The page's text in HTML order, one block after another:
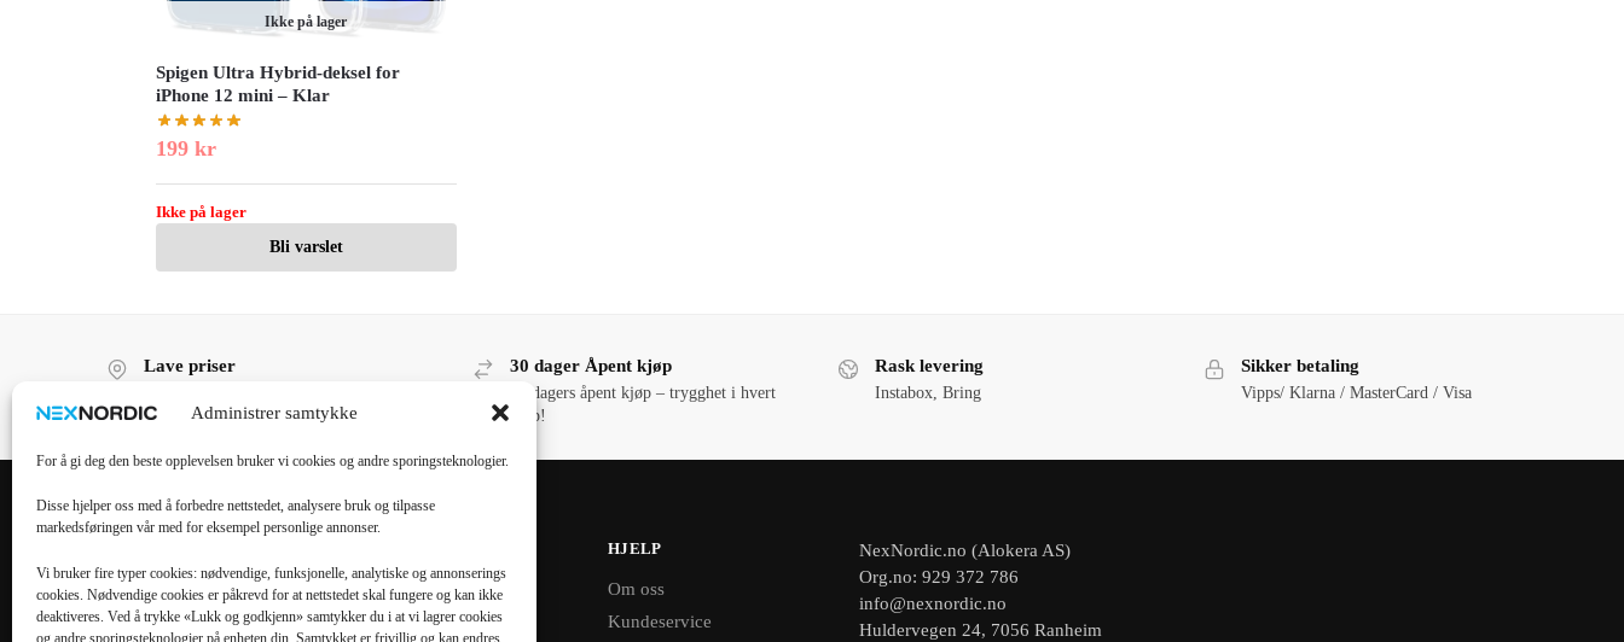
Administrer samtykke
For å gi deg den beste opplevelsen bruker vi cookies og andre sporingsteknologier.
Disse hjelper oss med å forbedre nettstedet, analysere bruk og tilpasse
markedsføringen vår med for eksempel personlige annonser.
Vi bruker fire typer cookies: nødvendige, funksjonelle, analytiske og annonserings
cookies. Nødvendige cookies er påkrevd for at nettstedet skal fungere og kan ikke
deaktiveres. Ved å trykke «Lukk og godkjenn» samtykker du i at vi lagrer cookies
og andre sporingsteknologier på enheten din. Samtykket er frivillig og kan endres
Ikke på lager
Spigen Ultra Hybrid-deksel for
iPhone 12 mini – Klar
199 kr
Ikke på lager
Bli varslet
Lave priser 30 dager Åpent kjøp
30 dagers åpent kjøp – trygghet i hvert
kjøp!
Rask levering
Instabox, Bring
Sikker betaling
Vipps/ Klarna / MasterCard / Visa
KATEGORIER
Mobiltilbehør
MOBILTILBEHØR
iPhone 16 Pro Max
HJELP
Om oss
Kundeservice
NexNordic.no (Alokera AS)
Org.no: 929 372 786
info@nexnordic.no
Huldervegen 24, 7056 Ranheim